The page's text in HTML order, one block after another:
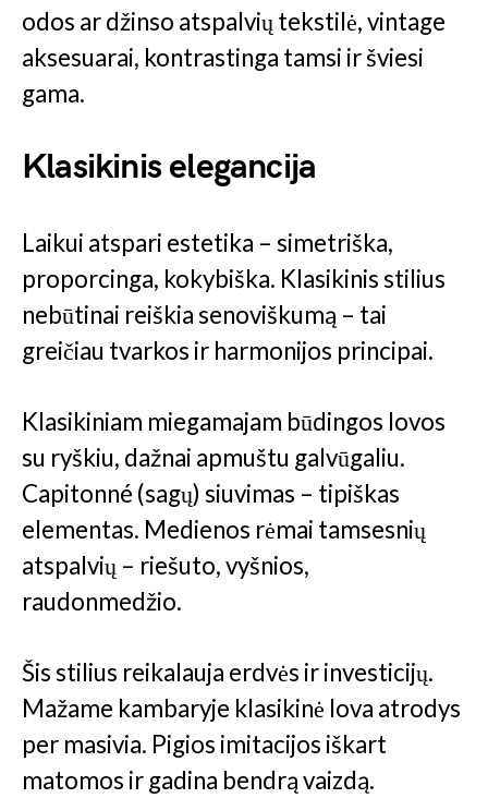
odos ar džinso atspalvių tekstilė, vintage
aksesuarai, kontrastinga tamsi ir šviesi
gama.
Klasikinis elegancija
Laikui atspari estetika – simetriška,
proporcinga, kokybiška. Klasikinis stilius
nebūtinai reiškia senoviškumą – tai
greičiau tvarkos ir harmonijos principai.
Klasikiniam miegamajam būdingos lovos
su ryškiu, dažnai apmuštu galvūgaliu.
Capitonné (sagų) siuvimas – tipiškas
elementas. Medienos rėmai tamsesnių
atspalvių – riešuto, vyšnios,
raudonmedžio.
Šis stilius reikalauja erdvės ir investicijų.
Mažame kambaryje klasikinė lova atrodys
per masivia. Pigios imitacijos iškart
matomos ir gadina bendrą vaizdą.